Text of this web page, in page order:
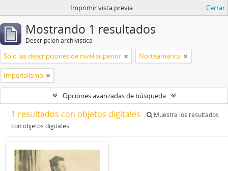
Imprimir vista previa Cerrar
Mostrando 1 resultados
Descripción archivística
Sólo las descripciones de nivel superior Norteamérica
Imperialismo
Opciones avanzadas de búsqueda
1 resultados con objetos digitales
Muestra los resultados
con objetos digitales